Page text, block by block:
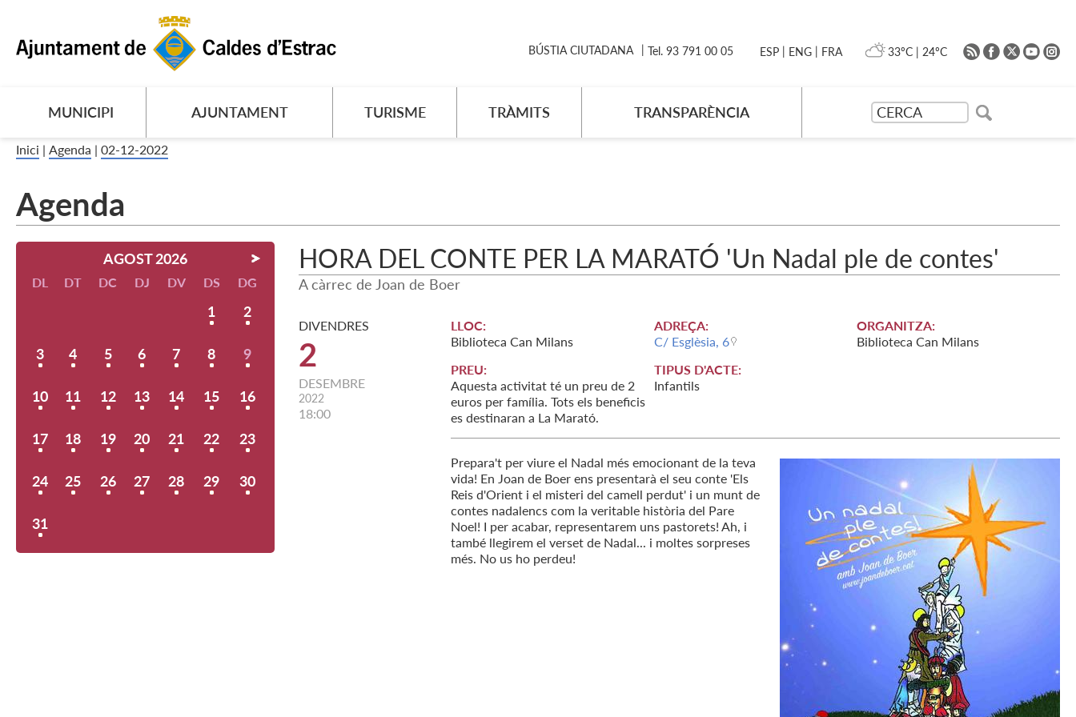
MUNICIPI AJUNTAMENT TURISME TRÀMITS TRANSPARÈNCIA
BÚSTIA CIUTADANA Tel. 93 791 00 05 ESP | ENG | FRA 33ºC | 24ºC
Inici | Agenda | 02-12-2022
Agenda
AGOST 2026
DL DT DC DJ DV DS DG
1 2
3 4 5 6 7 8 9
10 11 12 13 14 15 16
17 18 19 20 21 22 23
24 25 26 27 28 29 30
31
HORA DEL CONTE PER LA MARATÓ 'Un Nadal ple de contes'
A càrrec de Joan de Boer
DIVENDRES
2
DESEMBRE
2022
18:00
LLOC:
Biblioteca Can Milans
ADREÇA:
C/ Esglèsia, 6
ORGANITZA:
Biblioteca Can Milans
PREU:
Aquesta activitat té un preu de 2
euros per família. Tots els beneficis
es destinaran a La Marató.
TIPUS D'ACTE:
Infantils
Prepara't per viure el Nadal més emocionant de la teva
vida! En Joan de Boer ens presentarà el seu conte 'Els
Reis d'Orient i el misteri del camell perdut' i un munt de
contes nadalencs com la veritable història del Pare
Noel! I per acabar, representarem uns pastorets! Ah, i
també llegirem el verset de Nadal... i moltes sorpreses
més. No us ho perdeu!